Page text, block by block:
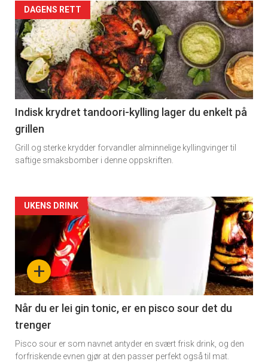
DAGENS RETT
Indisk krydret tandoori-kylling lager du enkelt på
grillen
Grill og sterke krydder forvandler alminnelige kyllingvinger til
saftige smaksbomber i denne oppskriften.
Forsiden
akkurat
nå
-
2
+
UKENS DRINK
Når du er lei gin tonic, er en pisco sour det du
trenger
Pisco sour er som navnet antyder en svært frisk drink, og den
forfriskende evnen gjør at den passer perfekt også til mat.